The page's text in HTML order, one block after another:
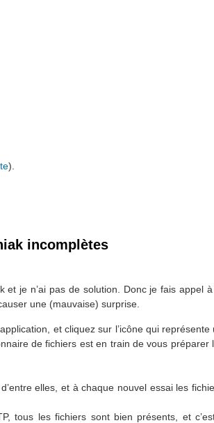
).
incomplètes
et je n’ai pas de solution. Donc je fais appel
une (mauvaise) surprise.
et cliquez sur l’icône qui représente
de fichiers est en train de vous préparer
elles, et à chaque nouvel essai les
tous les fichiers sont bien présents, et